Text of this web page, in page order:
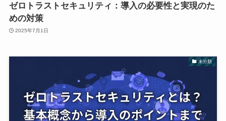
ゼロトラストセキュリティ：導入の必要性と実現のた
めの対策
2025年7月1日
未分類